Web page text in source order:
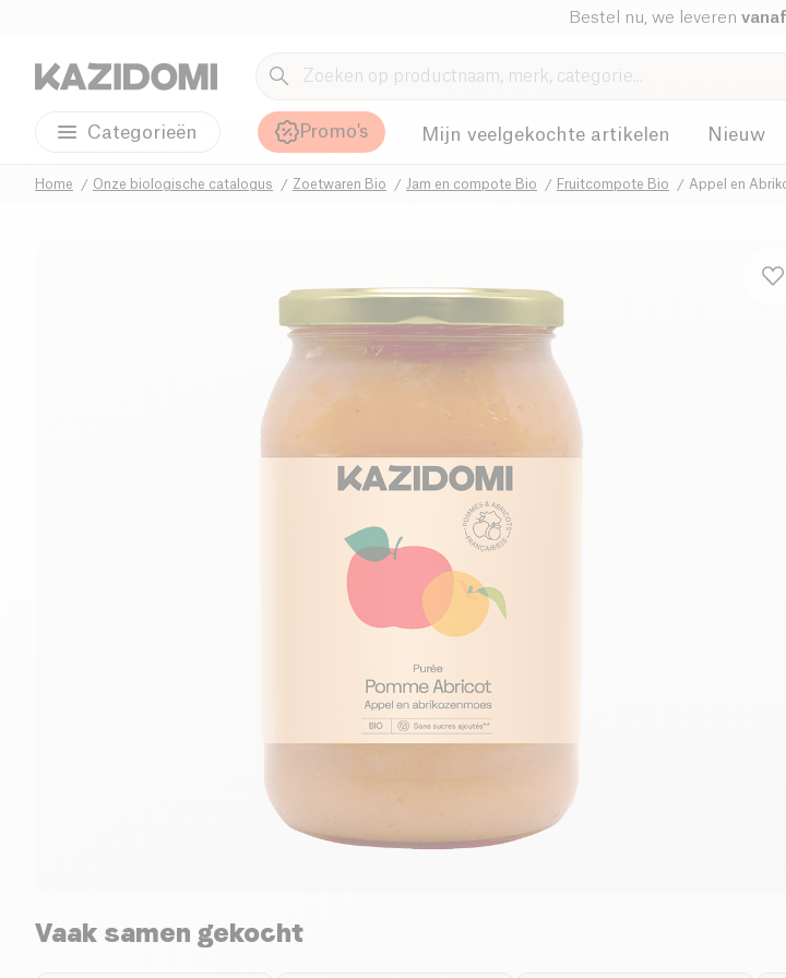
Bestel nu, we leveren
Categorieën Promo's Mijn veelgekochte artikelen Nieuw
Home Onze biologische catalogus Zoetwaren Bio Jam en compote Bio Fruitcompote Bio Appel en
Vaak samen gekocht